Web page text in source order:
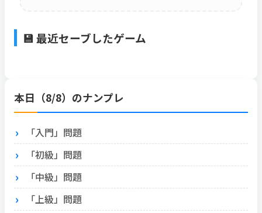
💾 最近セーブしたゲーム
本日（8/8）のナンプレ
「入門」問題
「初級」問題
「中級」問題
「上級」問題